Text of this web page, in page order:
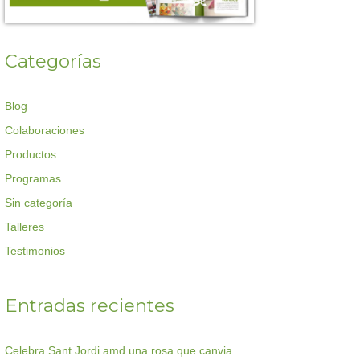
Categorías
Blog
Colaboraciones
Productos
Programas
Sin categoría
Talleres
Testimonios
Entradas recientes
Celebra Sant Jordi amd una rosa que canvia